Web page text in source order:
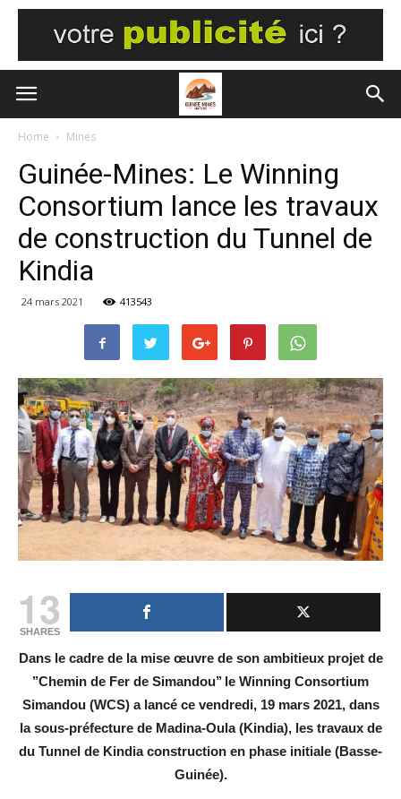
Home Mines
Guinée-Mines: Le Winning
Consortium lance les travaux
de construction du Tunnel de
Kindia
24 mars 2021 413543
13
SHARES
Dans le cadre de la mise œuvre de son ambitieux projet de
’’Chemin de Fer de Simandou’’ le Winning Consortium
Simandou (WCS) a lancé ce vendredi, 19 mars 2021, dans
la sous-préfecture de Madina-Oula (Kindia), les travaux de
du Tunnel de Kindia construction en phase initiale (Basse-
Guinée).